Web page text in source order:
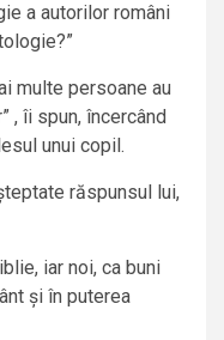
a autorilor români
multe persoane au
, îi spun, încercând
unui copil.
răspunsul lui,
iar noi, ca buni
și în puterea